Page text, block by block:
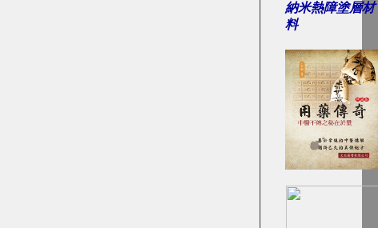
納米熱障塗層材
料